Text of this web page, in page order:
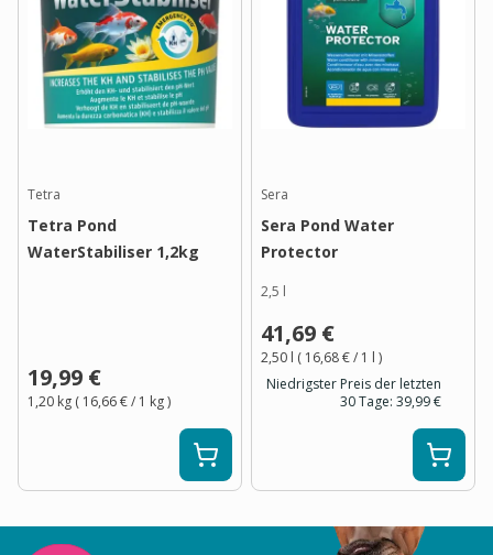
Tetra
Tetra Pond
WaterStabiliser 1,2kg
19,99 €
1,20 kg ( 16,66 €/ 1 kg)
Sera
Sera Pond Water
Protector
2,5 l
41,69 €
2,50 l ( 16,68 €/ 1 l )
Niedrigster Preis der letzten
30 Tage: 39,99 €